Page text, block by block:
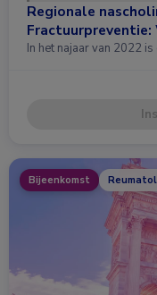
Regionale
In het najaar van 2022
Bijeenkomst